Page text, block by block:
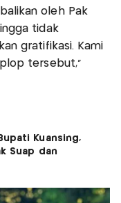
oleh Pak
tidak
gratifikasi. Kami
tersebut,"
Kuansing,
Suap dan